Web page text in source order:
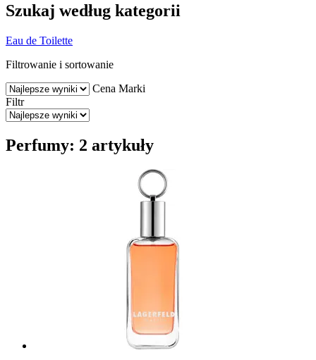
Szukaj według kategorii
Eau de Toilette
Filtrowanie i sortowanie
Cena Marki
Filtr
Perfumy: 2 artykuły